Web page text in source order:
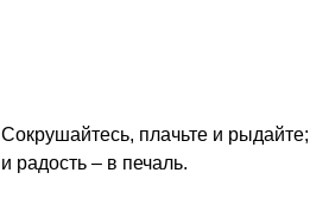
Сокрушайтесь, плачьте и
и радость – в печаль.